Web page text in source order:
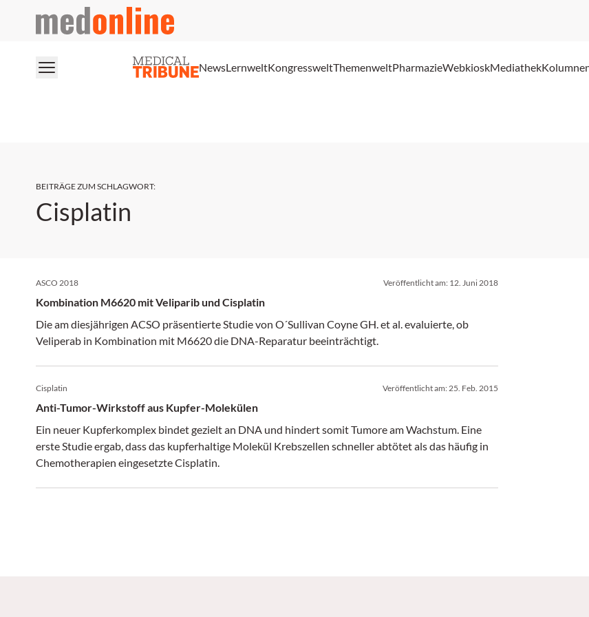
medonline
NewsLernweltKongressweltThemenweltPharmazieWebkioskMediathek
BEITRÄGE ZUM SCHLAGWORT:
Cisplatin
ASCO 2018 Veröffentlicht am: 12. Juni 2018
Kombination M6620 mit Veliparib und Cisplatin
Die am diesjährigen ACSO präsentierte Studie von O´Sullivan Coyne GH. et al. evaluierte, ob
Veliperab in Kombination mit M6620 die DNA-Reparatur beeinträchtigt.
Cisplatin Veröffentlicht am:25. Feb. 2015
Anti-Tumor-Wirkstoff aus Kupfer-Molekülen
Ein neuer Kupferkomplex bindet gezielt an DNA und hindert somit Tumore am Wachstum. Eine
erste Studie ergab, dass das kupferhaltige Molekül Krebszellen schneller abtötet als das häufig in
Chemotherapien eingesetzte Cisplatin.